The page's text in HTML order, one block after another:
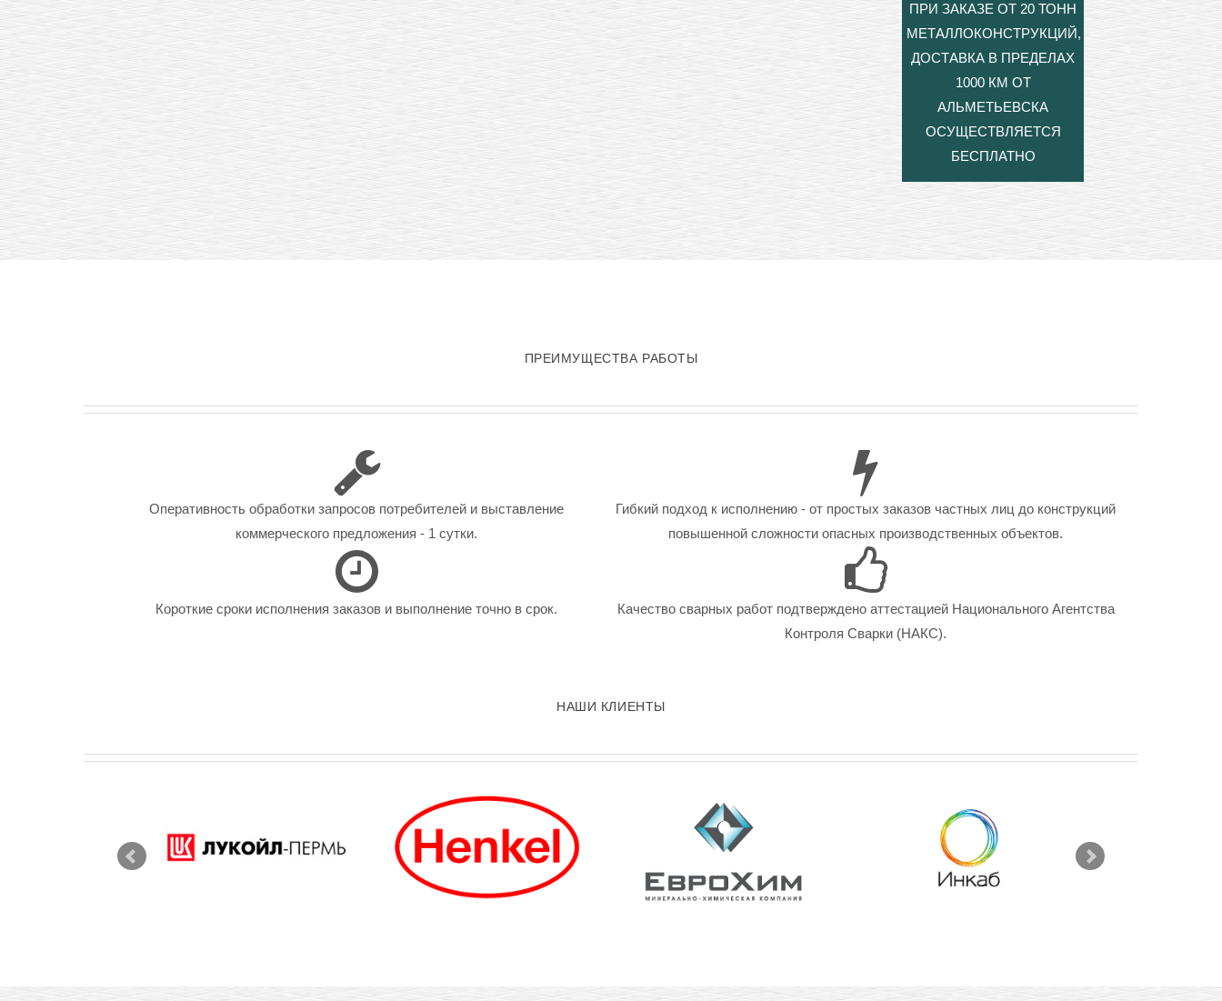
ПРИ ЗАКАЗЕ ОТ 20 ТОНН
МЕТАЛЛОКОНСТРУКЦИЙ,
ДОСТАВКА В ПРЕДЕЛАХ
1000 КМ ОТ
АЛЬМЕТЬЕВСКА
ОСУЩЕСТВЛЯЕТСЯ
БЕСПЛАТНО
ПРЕИМУЩЕСТВА РАБОТЫ
Оперативность обработки запросов потребителей и выставление
коммерческого предложения - 1 сутки.
Гибкий подход к исполнению - от простых заказов частных лиц до конструкций
повышенной сложности опасных производственных объектов.
Короткие сроки исполнения заказов и выполнение точно в срок.
Качество сварных работ подтверждено аттестацией Национального Агентства
Контроля Сварки (НАКС).
НАШИ КЛИЕНТЫ